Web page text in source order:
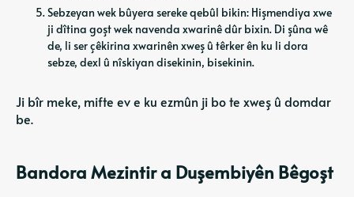
Sebzeyan wek bûyera sereke qebûl bikin: Hişmendiya xwe
ji dîtina goşt wek navenda xwarinê dûr bixin. Di şûna wê
de, li ser çêkirina xwarinên xweş û têrker ên ku li dora
sebze, dexl û nîskiyan disekinin, bisekinin.
Ji bîr meke, mifte ev e ku ezmûn ji bo te xweş û domdar
be.
Bandora Mezintir a Duşembiyên Bêgoşt